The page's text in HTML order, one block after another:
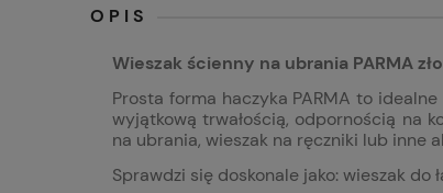
OPIS
Wieszak ścienny na ubrania PARMA
Prosta forma haczyka PARMA to
wyjątkową trwałością, odpornością na
na ubrania, wieszak na ręczniki lub inne
Sprawdzi się doskonale jako: wieszak